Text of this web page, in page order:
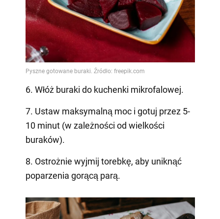
6. Włóż buraki do kuchenki mikrofalowej.
7. Ustaw maksymalną moc i gotuj przez 5-
10 minut (w zależności od wielkości
buraków).
8. Ostrożnie wyjmij torebkę, aby uniknąć
poparzenia gorącą parą.